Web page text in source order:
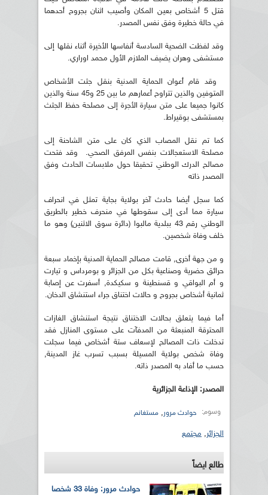
قتل 5 أشخاص بعين المكان وأصيب اثنان بجروح أحدهما
في حالة خطيرة وفق نفس المصدر.
وقد لفظت الضحية السادسة أنفاسها الأخيرة أثناء نقلها إلى
مستشفى وهران يضيف الملازم الأول محمد اوراري.
وقد قام أعوان الحماية المدنية بنقل جثت الأشخاص
المتوفين والذين تتراوح أعمارهم ما بين 25 و45 سنة والذين
كانوا جميعا على متن سيارة الأجرة إلى مصلحة حفظ الجثث
بمستشفى بوقيراط.
كما تم نقل المصاب الذي كان على متن الشاحنة إلى
مصلحة الاستعجالات بنفس المرفق الصحي. وقد فتحت
مصالح الدرك الوطني تحقيقا حول ملابسات الحادث وفق
المصدر ذاته
كما سجل أيضا حادث آخر بولاية بجاية تمثل في انحراف
سيارة مما أدى إلى سقوطها في منحرف خطير بالطريق
الوطني رقم 43 ببلدية مالبوا (دائرة سوق الاثنين) وهو ما
خلف وفاة شخصين.
و من جهة أخرى, قامت مصالح الحماية المدنية بإخماد سبعة
حرائق حضرية وصناعية بكل من الجزائر و بومرداس و تيارت
و أم البواقي و قسنطينة و سكيكدة, أسفرت عن إصابة
ثمانية أشخاص بجروح و حالات اختناق جراء استنشاق الدخان.
أما فيما يتعلق بحالات الاختناق نتيجة استنشاق الغازات
المحترقة المنبعثة من المدفآت على مستوى المنازل فقد
تدخلت ذات المصالح لإسعاف ستة أشخاص فيما سجلت
وفاة شخص بولاية المسيلة بسبب تسرب غاز المدينة,
حسب ما أفاد به المصدر ذاته.
المصدر: الإذاعة الجزائرية
وسوم: حوادث مرور, مستغانم
الجزائر, مجتمع
طالع ايضاً
حوادث مرور: وفاة 33 شخصا